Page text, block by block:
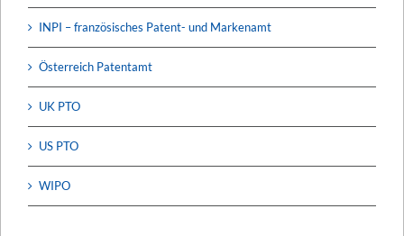
INPI – französisches Patent- und Markenamt
Österreich Patentamt
UK PTO
US PTO
WIPO